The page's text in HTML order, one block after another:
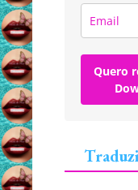
Quero